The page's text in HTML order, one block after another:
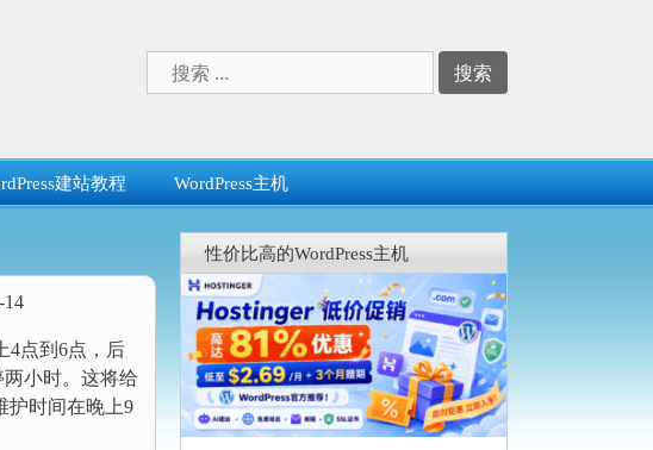
索：
建站教程 WordPress主机
14
4点到6点，后
小时。这将给
护时间在晚上9
性价比高的WordPress主机